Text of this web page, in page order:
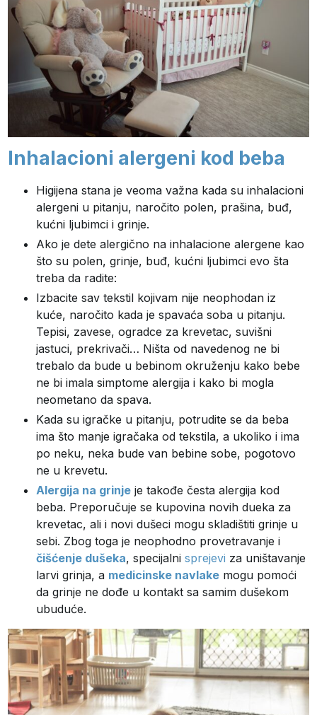
Inhalacioni alergeni kod beba
Higijena stana je veoma važna kada su inhalacioni
alergeni u pitanju, naročito polen, prašina, buđ,
kućni ljubimci i grinje.
Ako je dete alergično na inhalacione alergene kao
što su polen, grinje, buđ, kućni ljubimci evo šta
treba da radite:
Izbacite sav tekstil kojivam nije neophodan iz
kuće, naročito kada je spavaća soba u pitanju.
Tepisi, zavese, ogradce za krevetac, suvišni
jastuci, prekrivači… Ništa od navedenog ne bi
trebalo da bude u bebinom okruženju kako bebe
ne bi imala simptome alergija i kako bi mogla
neometano da spava.
Kada su igračke u pitanju, potrudite se da beba
ima što manje igračaka od tekstila, a ukoliko i ima
po neku, neka bude van bebine sobe, pogotovo
ne u krevetu.
Alergija na grinje je takođe česta alergija kod
beba. Preporučuje se kupovina novih dueka za
krevetac, ali i novi dušeci mogu skladištiti grinje u
sebi. Zbog toga je neophodno provetravanje i
čišćenje dušeka, specijalnisprejevi za uništavanje
larvi grinja, a medicinske navlake mogu pomoći
da grinje ne dođe u kontakt sa samim dušekom
ubuduće.